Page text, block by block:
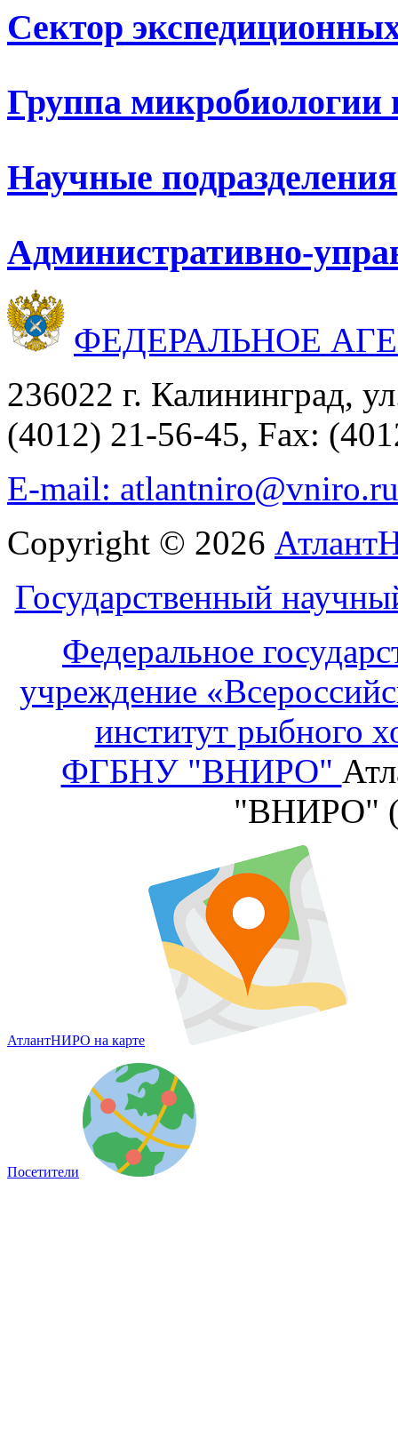
Сектор
Группа микробиологии
Научные подразделения
Административно-
ФЕДЕРАЛЬНОЕ
236022 г. Калининград,
(4012) 21-56-45, Fax:
E-mail: atlantniro@vniro.ru
Copyright © 2026
Государственный
Федеральное
учреждение
институт рыбного
ФГБНУ "ВНИРО"
"ВНИРО"
АтлантНИРО на карте
Посетители